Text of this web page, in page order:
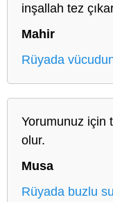
inşallah tez
Mahir
Rüyada
Yorumunuz için
olur.
Musa
Rüyada buzlu